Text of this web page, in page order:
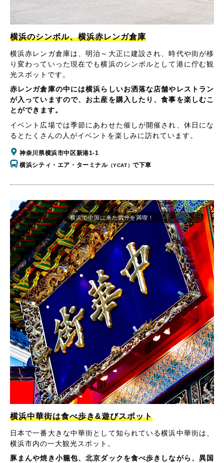
横浜のシンボル、横浜赤レンガ倉庫
横浜赤レンガ倉庫は、明治～大正に建設され、時代や街が移
り変わっていった現在でも横浜のシンボルとして港に佇む観
光スポットです。
赤レンガ倉庫の中には横浜らしいお洒落な店舗やレストラン
が入っていますので、お土産を購入したり、食事を楽しむこ
とができます。
イベント広場では季節にあわせた催しが開催され、休日にな
るとたくさんの人がイベントを楽しみに訪れています。
神奈川県横浜市中区新港1-1
横浜シティ・エア・ターミナル（YCAT）で下車
横浜中華街は食べ歩き&遊びスポット
日本で一番大きな中華街として知られている横浜中華街は、
横浜市内の一大観光スポット。
豚まんや焼き小籠包、北京ダックを食べ歩きしながら、異国
横浜で中国に来た気分を満喫！